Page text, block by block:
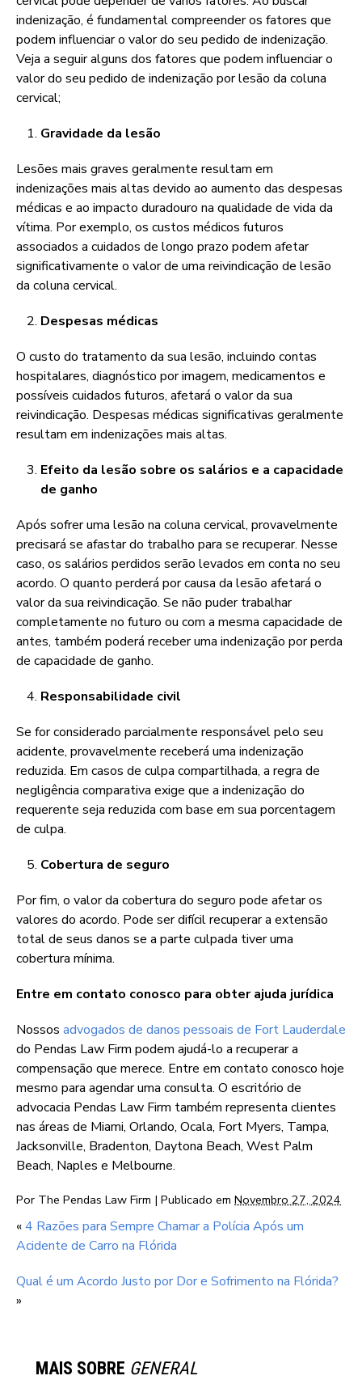
indenização, é fundamental compreender os fatores que
podem influenciar o valor do seu pedido de indenização.
Veja a seguir alguns dos fatores que podem influenciar o
valor do seu pedido de indenização por lesão da coluna
cervical;
Gravidade da lesão
Lesões mais graves geralmente resultam em
indenizações mais altas devido ao aumento das despesas
médicas e ao impacto duradouro na qualidade de vida da
vítima. Por exemplo, os custos médicos futuros
associados a cuidados de longo prazo podem afetar
significativamente o valor de uma reivindicação de lesão
da coluna cervical.
Despesas médicas
O custo do tratamento da sua lesão, incluindo contas
hospitalares, diagnóstico por imagem, medicamentos e
possíveis cuidados futuros, afetará o valor da sua
reivindicação. Despesas médicas significativas geralmente
resultam em indenizações mais altas.
Efeito da lesão sobre os salários e a capacidade
de ganho
Após sofrer uma lesão na coluna cervical, provavelmente
precisará se afastar do trabalho para se recuperar. Nesse
caso, os salários perdidos serão levados em conta no seu
acordo. O quanto perderá por causa da lesão afetará o
valor da sua reivindicação. Se não puder trabalhar
completamente no futuro ou com a mesma capacidade de
antes, também poderá receber uma indenização por perda
de capacidade de ganho.
Responsabilidade civil
Se for considerado parcialmente responsável pelo seu
acidente, provavelmente receberá uma indenização
reduzida. Em casos de culpa compartilhada, a regra de
negligência comparativa exige que a indenização do
requerente seja reduzida com base em sua porcentagem
de culpa.
Cobertura de seguro
Por fim, o valor da cobertura do seguro pode afetar os
valores do acordo. Pode ser difícil recuperar a extensão
total de seus danos se a parte culpada tiver uma
cobertura mínima.
Entre em contato conosco para obter ajuda jurídica
Nossos advogados de danos pessoais de Fort Lauderdale
do Pendas Law Firm podem ajudá-lo a recuperar a
compensação que merece. Entre em contato conosco hoje
mesmo para agendar uma consulta. O escritório de
advocacia Pendas Law Firm também representa clientes
nas áreas de Miami, Orlando, Ocala, Fort Myers, Tampa,
Jacksonville, Bradenton, Daytona Beach, West Palm
Beach, Naples e Melbourne.
Por The Pendas Law Firm | Publicado em Novembro 27, 2024
«4 Razões para Sempre Chamar a Polícia Após um
Acidente de Carro na Flórida
Qual é um Acordo Justo por Dor e Sofrimento na Flórida?
»
MAIS SOBRE GENERAL